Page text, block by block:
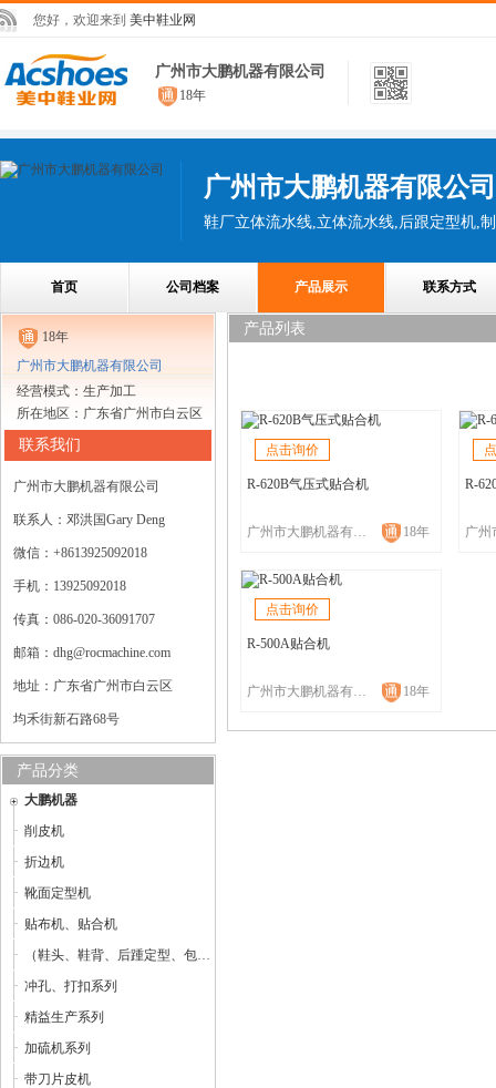
您好，欢迎来到 美中鞋业网
广州市大鹏机器有限公司
18年
广州市大鹏机器有限公司
首页 公司档案 产品展示 联系方式
18年
广州市大鹏机器有限公司
经营模式：生产加工
所在地区：广东省广州市白云区
联系我们
广州市大鹏机器有限公司
联系人：邓洪国Gary Deng
微信：+8613925092018
手机：13925092018
传真：086-020-36091707
邮箱：dhg@rocmachine.com
地址：广东省广州市白云区
均禾街新石路68号
产品分类
大鹏机器
削皮机
折边机
靴面定型机
贴布机、贴合机
（鞋头、鞋背、后踵定型、包子鞋整型机）定型机
冲孔、打扣系列
精益生产系列
加硫机系列
带刀片皮机
产品列表
点击询价
R-620B气压式贴合机
广州市大鹏机器有限公司 18年
R-
点击询价
R-500A贴合机
广州市大鹏机器有限公司 18年